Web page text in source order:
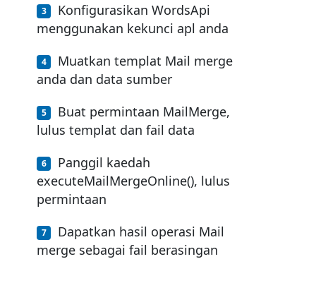
Konfigurasikan WordsApi
menggunakan kekunci apl anda
Muatkan templat Mail merge
anda dan data sumber
Buat permintaan MailMerge,
lulus templat dan fail data
Panggil kaedah
executeMailMergeOnline(), lulus
permintaan
Dapatkan hasil operasi Mail
merge sebagai fail berasingan